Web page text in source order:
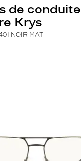
de conduite
Krys
NOIR MAT